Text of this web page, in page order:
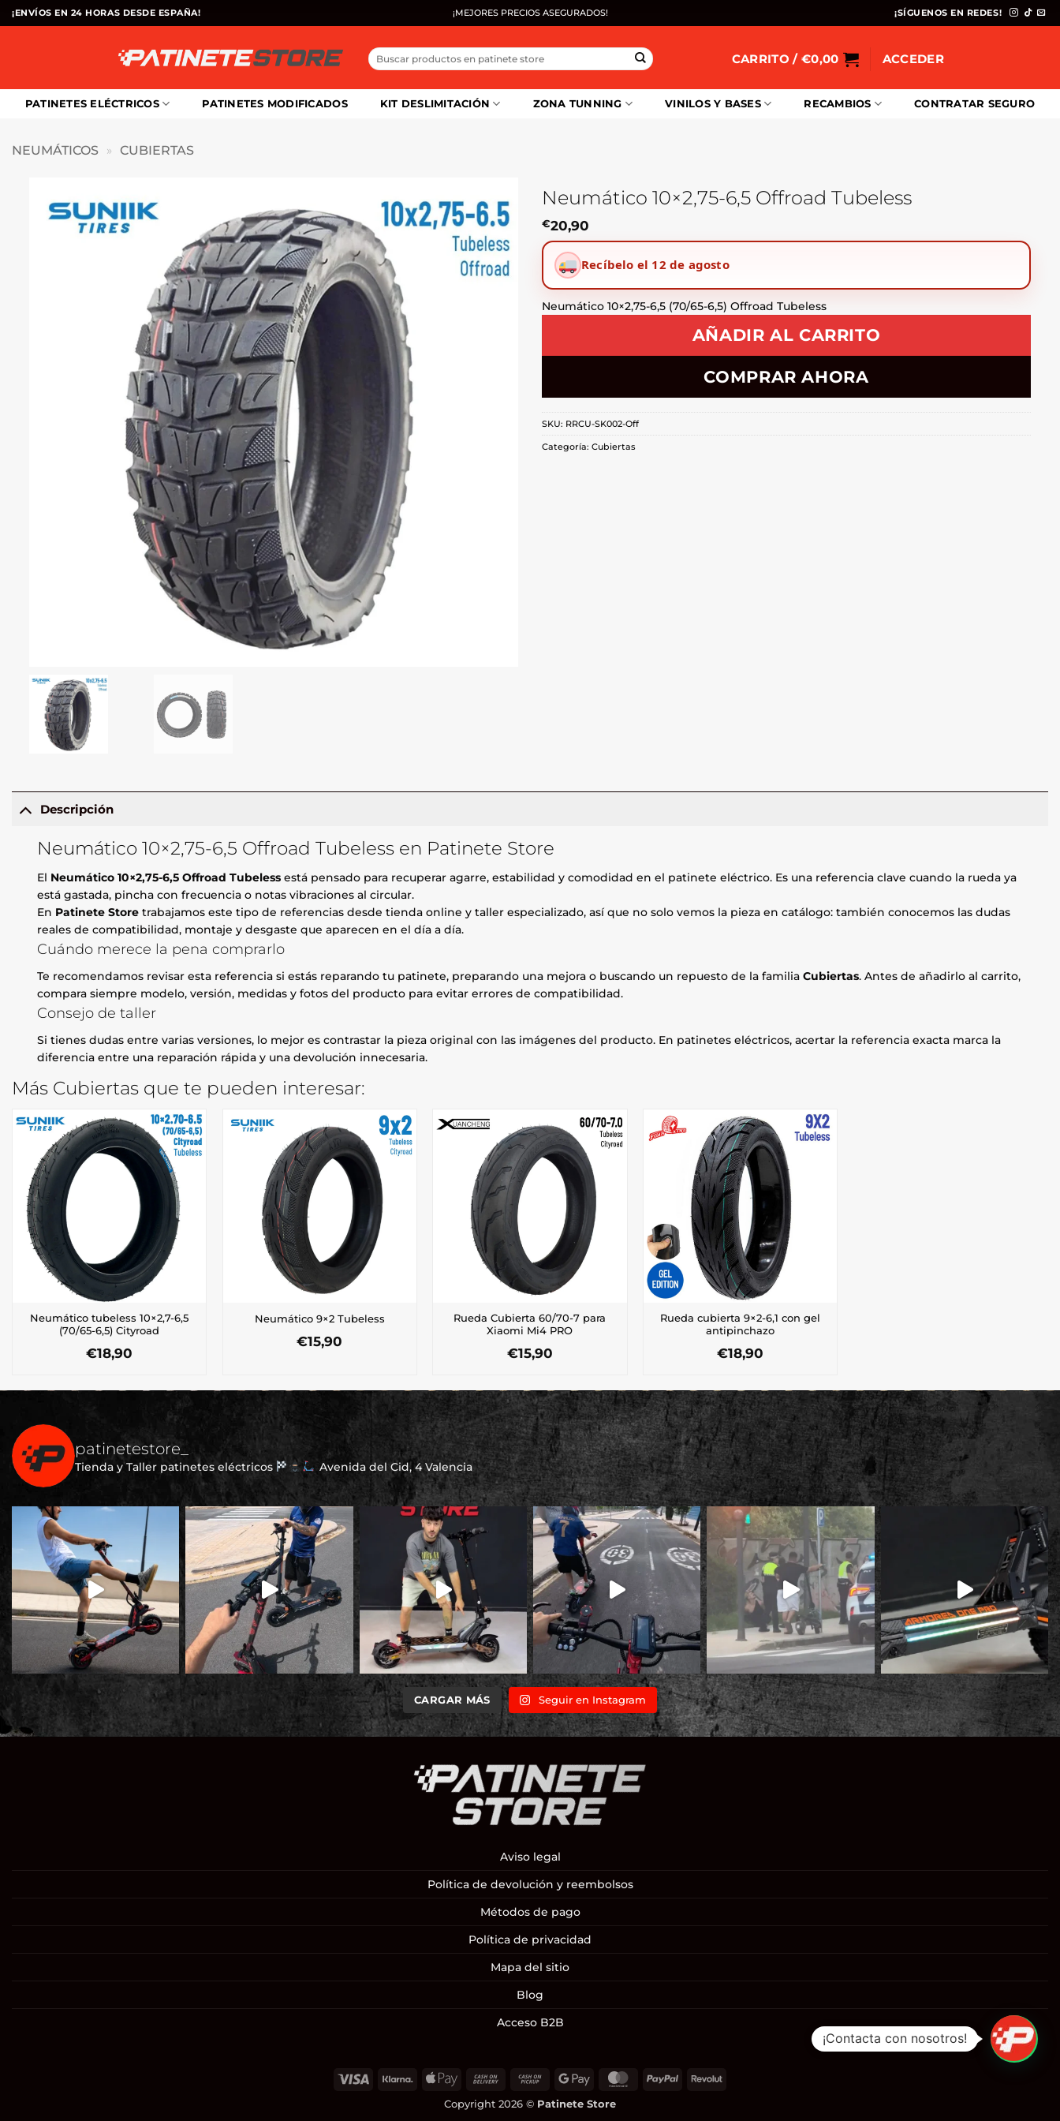
Saltar
al
¡ENVÍOS EN 24 HORAS DESDE ESPAÑA! ¡MEJORES PRECIOS ASEGURADOS! ¡SÍGUENOS EN REDES!
Buscar
por:
CARRITO / €0,00 ACCEDER
PATINETES ELÉCTRICOS PATINETES MODIFICADOS KIT DESLIMITACIÓN ZONA TUNNING VINILOS Y BASES RECAMBIOS CONTRATAR SEGURO
NEUMÁTICOS » CUBIERTAS
Neumático 10×2,75-6,5 Offroad Tubeless
€20,90
Recíbelo el 12 de agosto
Neumático 10×2,75-6,5 (70/65-6,5) Offroad Tubeless
AÑADIR AL CARRITO
COMPRAR AHORA
SKU: RRCU-SK002-Off
Categoría: Cubiertas
Descripción
Neumático 10×2,75-6,5 Offroad Tubeless en Patinete Store
El Neumático 10×2,75-6,5 Offroad Tubeless está pensado para recuperar agarre, estabilidad y comodidad en el patinete eléctrico. Es una referencia clave cuando la rueda ya
está gastada, pincha con frecuencia o notas vibraciones al circular.
En Patinete Store trabajamos este tipo de referencias desde tienda online y taller especializado, así que no solo vemos la pieza en catálogo: también conocemos las dudas
reales de compatibilidad, montaje y desgaste que aparecen en el día a día.
Cuándo merece la pena comprarlo
Te recomendamos revisar esta referencia si estás reparando tu patinete, preparando una mejora o buscando un repuesto de la familiaCubiertas. Antes de añadirlo al carrito,
compara siempre modelo, versión, medidas y fotos del producto para evitar errores de compatibilidad.
Consejo de taller
Si tienes dudas entre varias versiones, lo mejor es contrastar la pieza original con las imágenes del producto. En patinetes eléctricos, acertar la referencia exacta marca la
diferencia entre una reparación rápida y una devolución innecesaria.
Más Cubiertas que te pueden interesar:
Neumático tubeless 10×2,7-6,5
(70/65-6,5) Cityroad
€18,90
Neumático 9×2 Tubeless
€15,90
Rueda Cubierta 60/70-7 para
Xiaomi Mi4 PRO
€15,90
Rueda cubierta 9×2-6,1 con gel
antipinchazo
€18,90
patinetestore_
Tienda y Taller patinetes eléctricos Avenida del Cid, 4 Valencia
CARGAR MÁS Seguir en Instagram
Aviso legal
Política de devolución y reembolsos
Métodos de pago
Política de privacidad
Mapa del sitio
Blog
Acceso B2B
Visa Klarna
Apple
Cash
Delivery
Cash
Pickup
Google
MasterCardPayPal Revolut
Copyright 2026 © Patinete Store
¡Contacta con nosotros!